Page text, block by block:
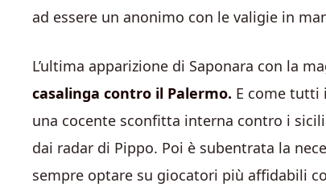
ad essere un anonimo con le valigie in
L’ultima apparizione di Saponara con la
casalinga contro il Palermo. E come tutti
una cocente sconfitta interna contro i
dai radar di Pippo. Poi è subentrata la
sempre optare su giocatori più affidabili